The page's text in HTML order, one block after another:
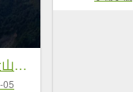
2025/03/02 白姑大山單攻
05